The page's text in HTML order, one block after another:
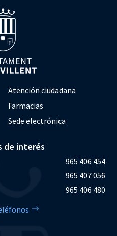
Atención ciudadana
Farmacias
Sede electrónica
de interés
965 406 454
965 407 056
965 406 480